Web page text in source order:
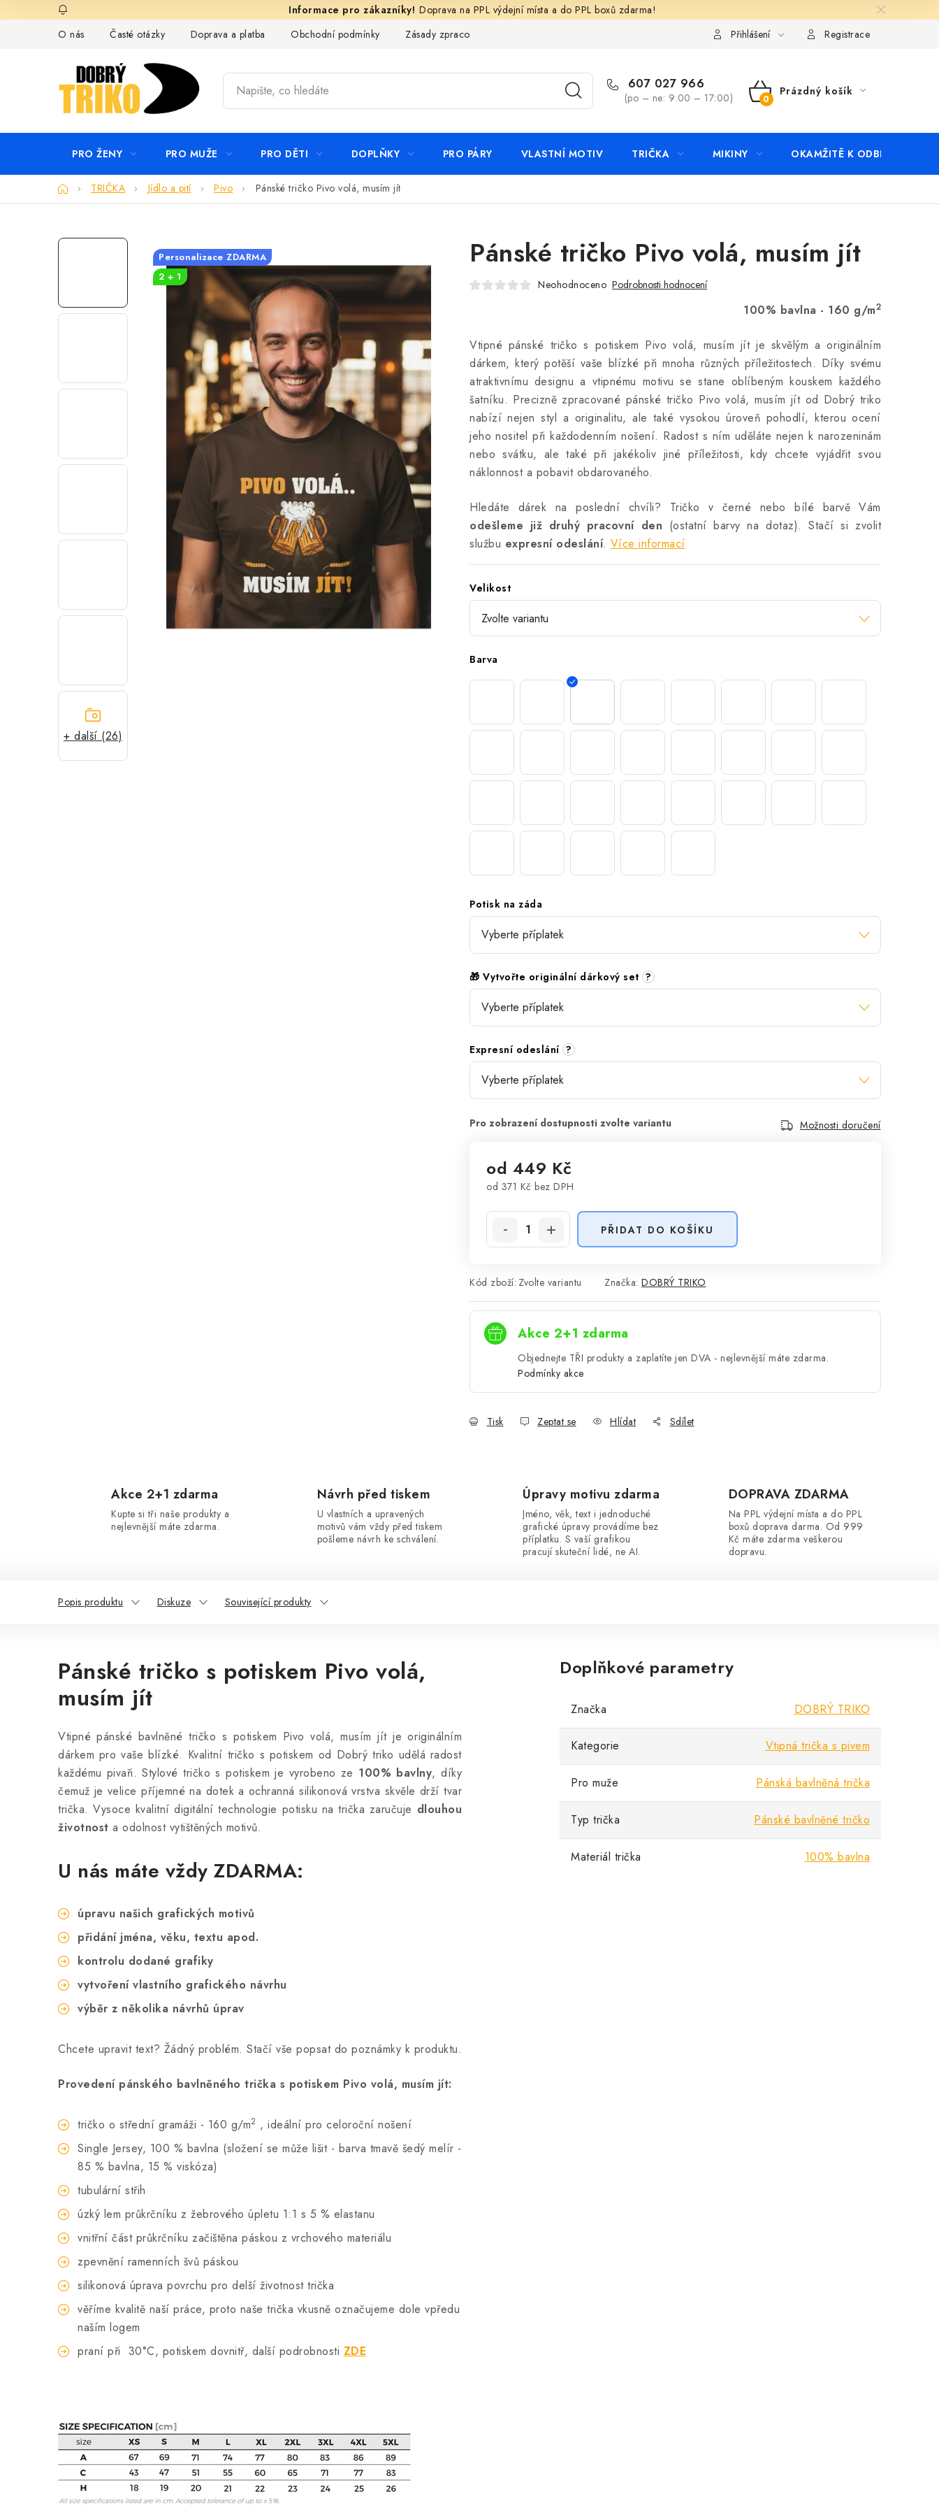
na
Doprava na PPL výdejní místa a do PPL boxů zdarma!
O nás
Časté otázky Doprava a platba Obchodní podmínky Zásady zpracování ochrany osobních údajů KontaktyPřihlášení Registrace
607 027 966
(po – ne: 9:00 – 17:00)
NÁKUPNÍ
Prázdný košík
PRO ŽENY PRO MUŽE PRO DĚTI DOPLŇKY PRO PÁRY VLASTNÍ MOTIV TRIČKA MIKINY OKAMŽITĚ K ODBĚRU
DomůTRIČKA Jídlo a pití Pivo Pánské tričko Pivo volá, musím jít
+ další (26)
Pánské tričko Pivo volá, musím jít
Neohodnoceno Podrobnosti hodnocení
100% bavlna - 160 g/m2
Vtipné pánské tričko s potiskem Pivo volá, musím jít je skvělým a originálním
dárkem, který potěší vaše blízké při mnoha různých příležitostech. Díky svému
atraktivnímu designu a vtipnému motivu se stane oblíbeným kouskem každého
šatníku. Precizně zpracované pánské tričko Pivo volá, musím jít od Dobrý triko
nabízí nejen styl a originalitu, ale také vysokou úroveň pohodlí, kterou ocení
jeho nositel při každodenním nošení. Radost s ním uděláte nejen k narozeninám
nebo svátku, ale také při jakékoliv jiné příležitosti, kdy chcete vyjádřit svou
náklonnost a pobavit obdarovaného.
Hledáte dárek na poslední chvíli? Tričko v černé nebo bílé barvě Vám
odešleme již druhý pracovní den (ostatní barvy na dotaz). Stačí si zvolit
službu expresní odeslání. Více informací
Velikost
Barva
Potisk na záda
🎁 Vytvořte originální dárkový set ?
Expresní odeslání ?
Možnosti doručení
od 449 Kč
od 371 Kč bez DPH
PŘIDAT DO KOŠÍKU
Kód zboží: Zvolte variantu Značka: DOBRÝ TRIKO
Akce 2+1 zdarma
Objednejte TŘI produkty a zaplatíte jen DVA - nejlevnější máte zdarma.
Podmínky akce
Tisk Zeptat se Hlídat Sdílet
Personalizace ZDARMA
2 + 1
Akce 2+1 zdarma
Kupte si tři naše produkty a
nejlevnější máte zdarma.
Návrh před tiskem
U vlastních a upravených
motivů vám vždy před tiskem
pošleme návrh ke schválení.
Úpravy motivu zdarma
Jméno, věk, text i jednoduché
grafické úpravy provádíme bez
příplatku. S vaší grafikou
pracují skuteční lidé, ne AI.
DOPRAVA ZDARMA
Na PPL výdejní místa a do PPL
boxů doprava darma. Od 999
Kč máte zdarma veškerou
dopravu.
Popis produktu Diskuze Související produkty
Pánské tričko s potiskem Pivo volá,
musím jít
Vtipné pánské bavlněné tričko s potiskem Pivo volá, musím jít je originálním
dárkem pro vaše blízké. Kvalitní tričko s potiskem od Dobrý triko udělá radost
každému pivaři. Stylové tričko s potiskem je vyrobeno ze 100% bavlny, díky
čemuž je velice příjemné na dotek a ochranná silikonová vrstva skvěle drží tvar
trička. Vysoce kvalitní digitální technologie potisku na trička zaručuje dlouhou
životnost a odolnost vytištěných motivů.
U nás máte vždy ZDARMA:
úpravu našich grafických motivů
přidání jména, věku, textu apod.
kontrolu dodané grafiky
vytvoření vlastního grafického návrhu
výběr z několika návrhů úprav
Chcete upravit text? Žádný problém. Stačí vše popsat do poznámky k produktu.
Provedení pánského bavlněného trička s potiskem Pivo volá, musím jít:
tričko o střední gramáži - 160 g/m2 , ideální pro celoroční nošení
Single Jersey, 100 % bavlna (složení se může lišit - barva tmavě šedý melír -
85 % bavlna, 15 % viskóza)
tubulární střih
úzký lem průkrčníku z žebrového úpletu 1:1 s 5 % elastanu
vnitřní část průkrčníku začištěna páskou z vrchového materiálu
zpevnění ramenních švů páskou
silikonová úprava povrchu pro delší životnost trička
věříme kvalitě naší práce, proto naše trička vkusně označujeme dole vpředu
naším logem
praní při 30°C, potiskem dovnitř, další podrobnosti ZDE
Doplňkové parametry
Značka DOBRÝ TRIKO
Kategorie Vtipná trička s pivem
Pro muže Pánská bavlněná trička
Typ trička Pánské bavlněné tričko
Materiál trička 100% bavlna